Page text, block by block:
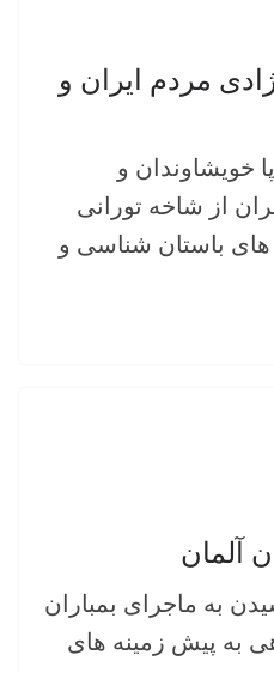
مردم ایران و
اروپا خویشاوندان و
از شاخه تورانی
های باستان شناسی و
آلمان
از رسیدن به ماجرای بمباران
به پیش زمینه های